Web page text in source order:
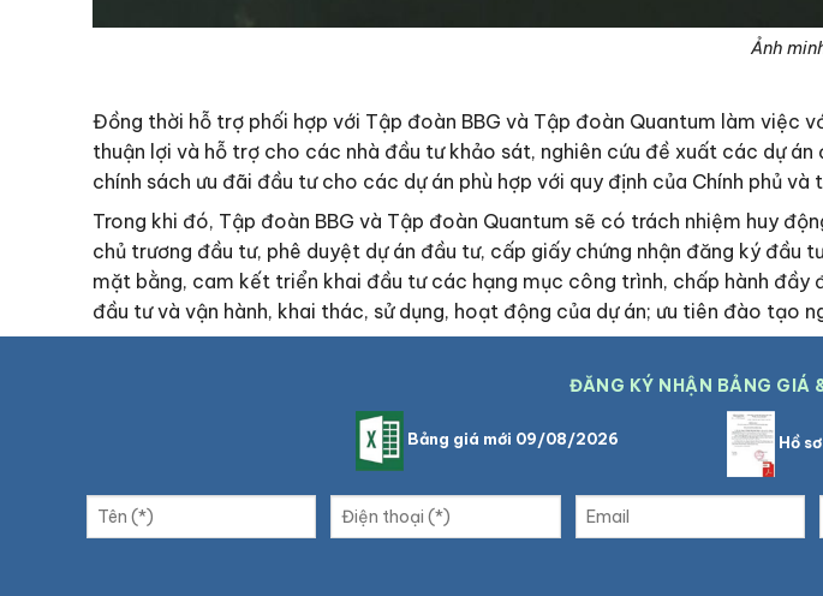
Ảnh
Đồng thời hỗ trợ phối hợp với Tập đoàn BBG và Tập đoàn Quantum làm việc
thuận lợi và hỗ trợ cho các nhà đầu tư khảo sát, nghiên cứu đề xuất các dự
chính sách ưu đãi đầu tư cho các dự án phù hợp với quy định của Chính phủ và
Trong khi đó, Tập đoàn BBG và Tập đoàn Quantum sẽ có trách nhiệm huy
chủ trương đầu tư, phê duyệt dự án đầu tư, cấp giấy chứng nhận đăng ký
mặt bằng, cam kết triển khai đầu tư các hạng mục công trình, chấp hành
đầu tư và vận hành, khai thác, sử dụng, hoạt động của dự án; ưu tiên đào tạo
ĐĂNG KÝ NHẬN BẢNG GIÁ
Bảng giá mới 09/08/2026 Hồ